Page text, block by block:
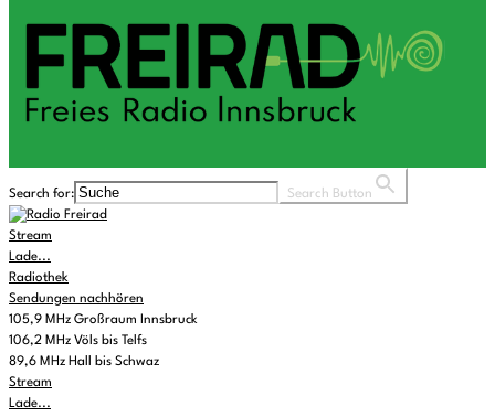
Search for: Search Button
Stream
Lade...
Radiothek
Sendungen nachhören
105,9 MHz Großraum Innsbruck
106,2 MHz Völs bis Telfs
89,6 MHz Hall bis Schwaz
Stream
Lade...